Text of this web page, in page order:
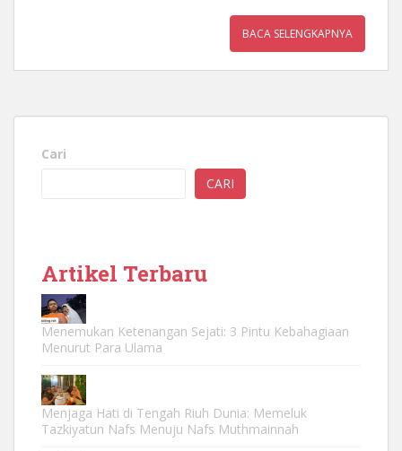
BACA SELENGKAPNYA
Cari
CARI
Artikel Terbaru
Menemukan Ketenangan Sejati: 3 Pintu Kebahagiaan
Menurut Para Ulama
Menjaga Hati di Tengah Riuh Dunia: Memeluk
Tazkiyatun Nafs Menuju Nafs Muthmainnah